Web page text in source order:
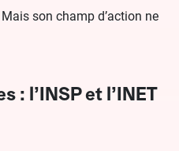
Mais son champ d’action ne
: l’INSP et l’INET